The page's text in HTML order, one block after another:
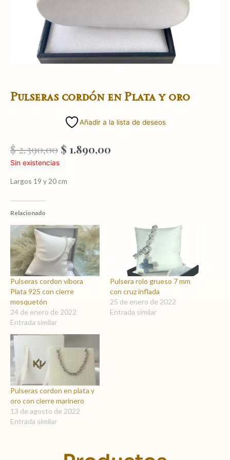
Pulseras cordón en Plata y oro
Añadir a la lista de deseos
$2.390,00 El
precio
era:
$ 1.890,00
Sin existencias
Largos 19 y 20 cm
Relacionado
Pulseras cordon víbora
Plata 925 con cierre
mosquetón
24 de enero de 2022
Entrada similar
Pulsera rolo grueso 7 mm
con cruz inflada
25 de enero de 2022
Entrada similar
Pulseras cordon en plata y
oro con cierre marinero
13 de agosto de 2022
Entrada similar